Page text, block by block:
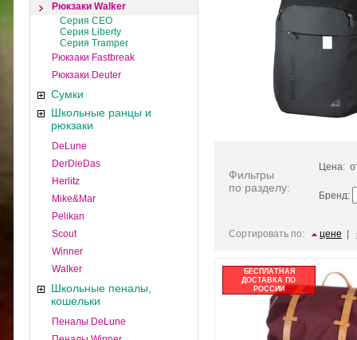
Рюкзаки Walker
Серия CEO
Серия Liberty
Серия Tramper
Рюкзаки Fastbreak
Рюкзаки Deuter
Сумки
Школьные ранцы и
рюкзаки
DeLune
DerDieDas
Herlitz
Mike&Mar
Pelikan
Scout
Winner
Walker
Школьные пеналы,
кошельки
Пеналы DeLune
Фильтры
по разделу:
Цена:
Бренд:
Сортировать по: цене
БЕСПЛАТНАЯ
ДОСТАВКА ПО
РОССИИ